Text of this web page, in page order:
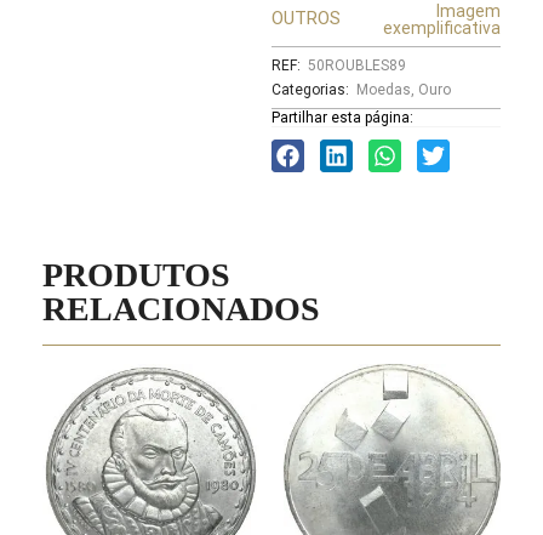
OUTROS
Imagem
exemplificativa
REF: 50ROUBLES89
Categorias:
Moedas, Ouro
Partilhar esta página:
PRODUTOS
RELACIONADOS